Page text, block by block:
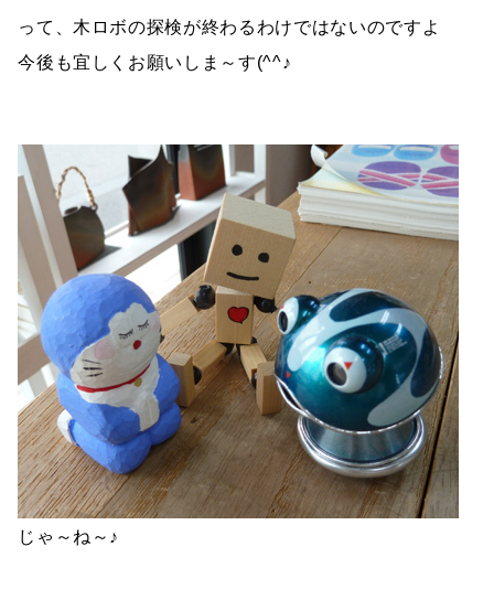
って、木ロボの探検が終わるわけではないのですよ
今後も宜しくお願いしま～す(^^♪
じゃ～ね～♪